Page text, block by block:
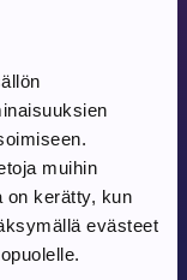
muihin
on kerätty, kun
evästeet
35-
Kuivasjärvi